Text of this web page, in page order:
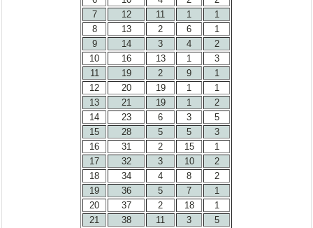
7
12 11 1
1
8
13 2 6
1
9
14 3 4
2
10
16 13 1
3
11
19 2 9
1
12
20 19 1
1
13
21 19 1
2
14
23 6 3
5
15
28 5 5
3
16
31 2 15
1
17
32 3 10
2
18
34 4 8
2
19
36 5 7
1
20
37 2 18
1
21
38 11 3
5